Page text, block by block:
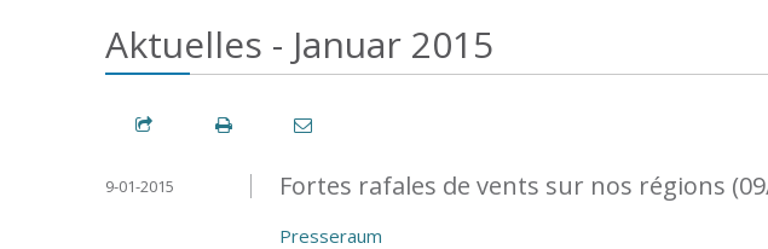
Aktuelles - Januar 2015
Fortes rafales de vents sur nos régions
9-01-2015
Presseraum